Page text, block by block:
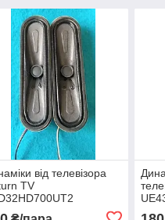
від телевізора
TV